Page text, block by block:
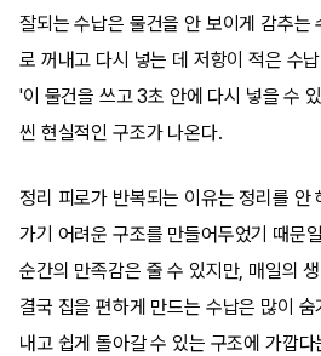
잘되는 수납은 물건을 안 보이게 감추는
로 꺼내고 다시 넣는 데 저항이 적은 수
'이 물건을 쓰고 3초 안에 다시 넣을 수
씬 현실적인 구조가 나온다.
정리 피로가 반복되는 이유는 정리를 안
가기 어려운 구조를 만들어두었기 때문
순간의 만족감은 줄 수 있지만, 매일의
결국 집을 편하게 만드는 수납은 많이
내고 쉽게 돌아갈 수 있는 구조에 가깝